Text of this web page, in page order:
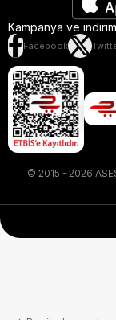
Kampanya ve
Facebook
© 2015 - 2026